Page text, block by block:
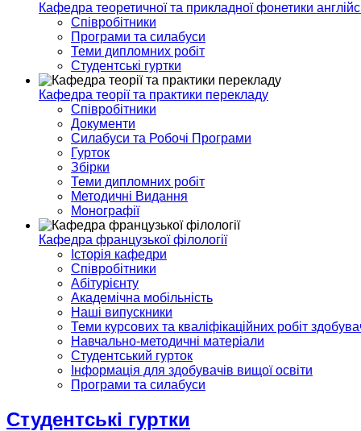
Кафедра теоретичної та прикладної фонетики
Співробітники
Програми та силабуси
Теми дипломних робіт
Студентські гуртки
Кафедра теорії та практики перекладу
Співробітники
Документи
Силабуси та Робочі Програми
Гурток
Збірки
Теми дипломних робіт
Методичні Видання
Монографії
Кафедра французької філології
Історія кафедри
Співробітники
Абітурієнту
Академічна мобільність
Наші випускники
Теми курсових та кваліфікаційних робіт
Навчально-методичні матеріали
Студентський гурток
Інформація для здобувачів вищої освіти
Програми та силабуси
Студентські гуртки